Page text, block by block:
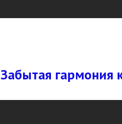
Забытая гармония